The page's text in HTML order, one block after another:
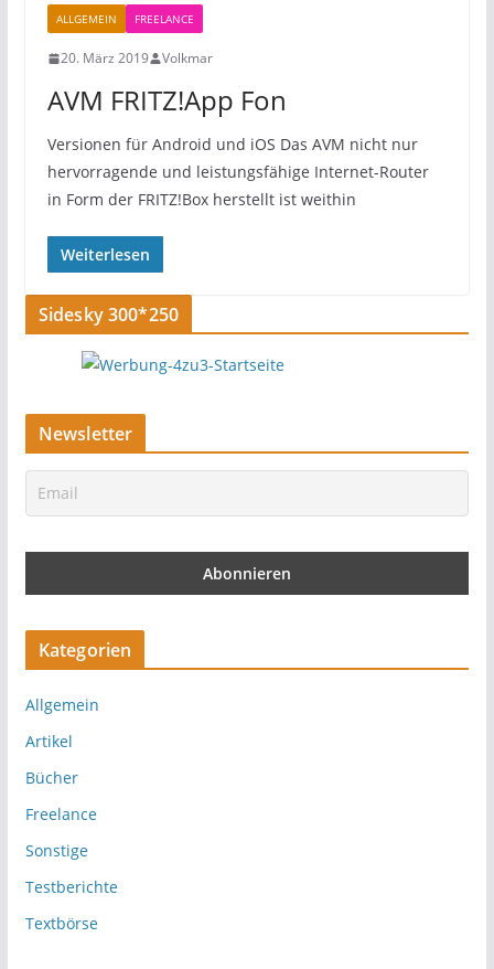
ALLGEMEIN FREELANCE
20. März 2019 Volkmar
AVM FRITZ!App Fon
Versionen für Android und iOS Das AVM nicht nur
hervorragende und leistungsfähige Internet-Router
in Form der FRITZ!Box herstellt ist weithin
Weiterlesen
Sidesky 300*250
Newsletter
Kategorien
Allgemein
Artikel
Bücher
Freelance
Sonstige
Testberichte
Textbörse